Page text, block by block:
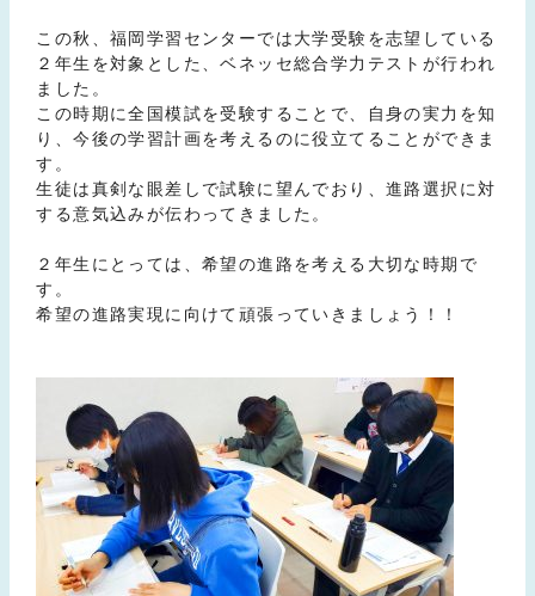
この秋、福岡学習センターでは大学受験を志望している
２年生を対象とした、ベネッセ総合学力テストが行われ
ました。
この時期に全国模試を受験することで、自身の実力を知
り、今後の学習計画を考えるのに役立てることができま
す。
生徒は真剣な眼差しで試験に望んでおり、進路選択に対
する意気込みが伝わってきました。
２年生にとっては、希望の進路を考える大切な時期で
す。
希望の進路実現に向けて頑張っていきましょう！！